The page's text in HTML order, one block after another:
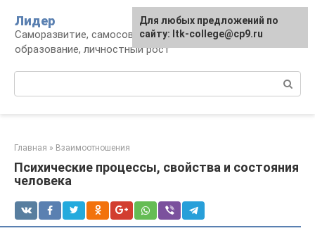
контенту
Лидер
Саморазвитие, самосовершенствование,
образование, личностный рост
Главная » Взаимоотношения
Психические процессы, свойства и состояния
человека
Для любых предложений по
сайту: ltk-college@cp9.ru